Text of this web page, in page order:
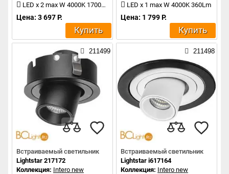
LED x 2 max W 4000K 1700Lm
Цена: 3 697 Р.
Купить
LED x 1 max W 4000K 360Lm
Цена: 1 799 Р.
Купить
211499
Встраиваемый светильник
Lightstar 217172
Коллекция: Intero new
211498
Встраиваемый светильник
Lightstar i617164
Коллекция: Intero new